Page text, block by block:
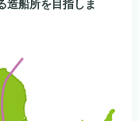
造船所を目指しま